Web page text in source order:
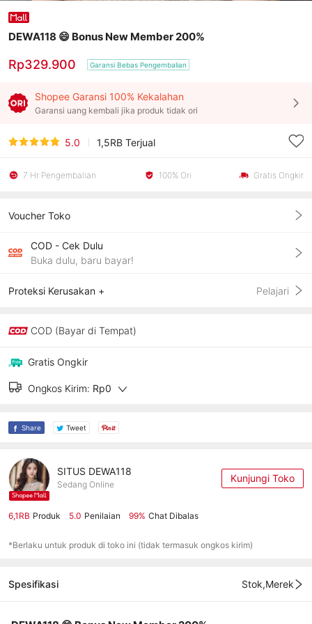
DEWA118 😄 Bonus New Member 200%
Rp329.900 Garansi Bebas Pengembalian
Shopee Garansi 100% Kekalahan
Garansi uang kembali jika produk tidak ori
5.0 1,5RB Terjual
7 Hr Pengembalian 100% Ori Gratis Ongkir
Voucher Toko
COD - Cek Dulu
Buka dulu, baru bayar!
Proteksi Kerusakan + Pelajari
COD (Bayar di Tempat)
Gratis Ongkir
Ongkos Kirim: Rp0
Share Tweet
SITUS DEWA118
Sedang Online Kunjungi Toko
6,1RB Produk 5.0 Penilaian 99% Chat Dibalas
*Berlaku untuk produk di toko ini (tidak termasuk ongkos kirim)
Spesifikasi Stok,Merek